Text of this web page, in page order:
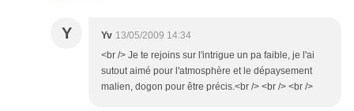
Y Yv 13/05/2009 14:34
<br /> Je te rejoins sur l'intrigue un pa faible, je l'ai
sutout aimé pour l'atmosphère et le dépaysement
malien, dogon pour être précis.<br /> <br /> <br />